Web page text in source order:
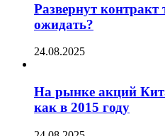
Развернут контракт
ожидать?
24.08.2025
На рынке акций
как в 2015 году